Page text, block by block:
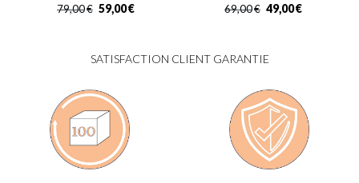
€
79,00 €
59,00 €
69,00 €
49,00
SATISFACTION CLIENT GARANTIE